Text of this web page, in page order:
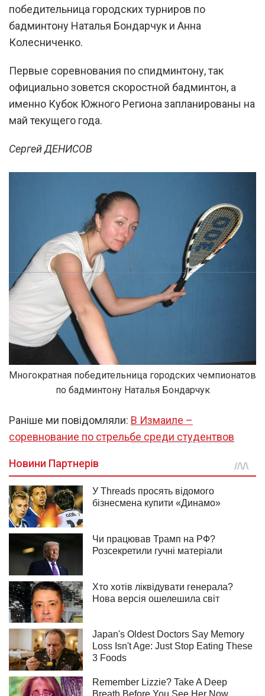
победительница городских турниров по
бадминтону Наталья Бондарчук и Анна
Колесниченко.
Первые соревнования по спидминтону, так
официально зовется скоростной бадминтон, а
именно Кубок Южного Региона запланированы на
май текущего года.
Сергей ДЕНИСОВ
Многократная победительница городских чемпионатов
по бадминтону Наталья Бондарчук
Раніше ми повідомляли: В Измаиле –
соревнование по стрельбе среди студентвов